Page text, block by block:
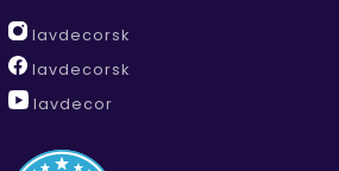
lavdecorsk
lavdecorsk
lavdecor